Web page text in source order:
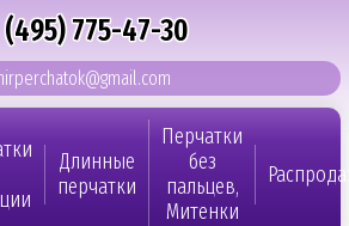
(495) 775-47-30
Длинные
перчатки
Перчатки
без
пальцев,
Митенки